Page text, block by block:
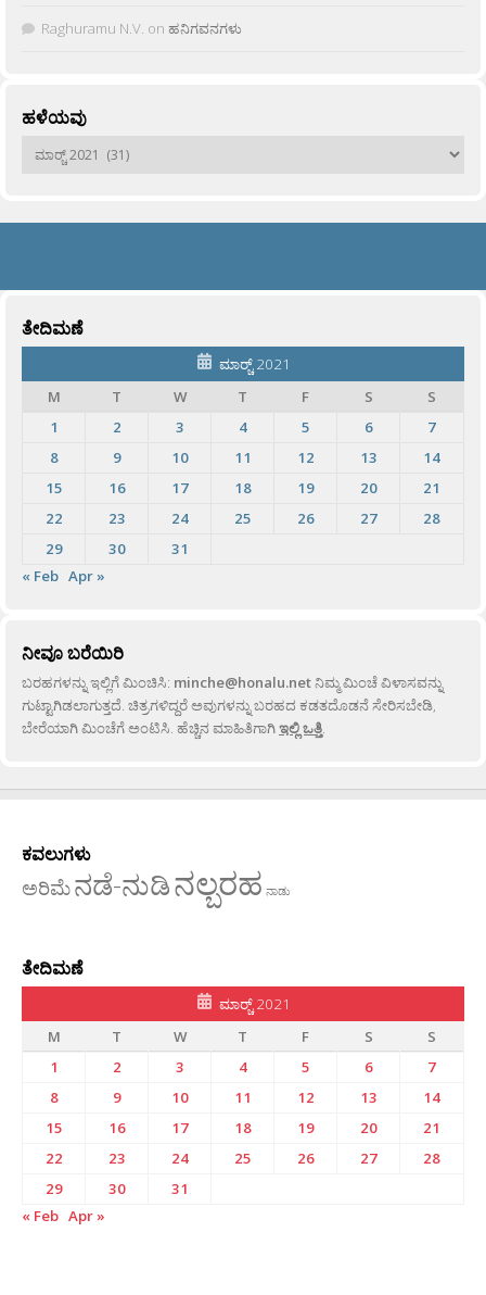
Raghuramu N.V. on ಹನಿಗವನಗಳು
ಹಳೆಯವು
ಹಳೆಯವು
ತೇದಿಮಣೆ
ಮಾರ್‍ಚ್ 2021
M
T W T F S
S
1
2 3 4 5 6
7
8
9 10 11 12 13
14
15
16 17 18 19 20
21
22
23 24 25 26 27
28
29
30
31
« Feb Apr »
ನೀವೂ ಬರೆಯಿರಿ
ಬರಹಗಳನ್ನು ಇಲ್ಲಿಗೆ ಮಿಂಚಿಸಿ: minche@honalu.netನಿಮ್ಮ ಮಿಂಚೆ ವಿಳಾಸವನ್ನು
ಗುಟ್ಟಾಗಿಡಲಾಗುತ್ತದೆ. ಚಿತ್ರಗಳಿದ್ದರೆ ಅವುಗಳನ್ನು ಬರಹದ ಕಡತದೊಡನೆ ಸೇರಿಸಬೇಡಿ,
ಬೇರೆಯಾಗಿ ಮಿಂಚೆಗೆ ಅಂಟಿಸಿ. ಹೆಚ್ಚಿನ ಮಾಹಿತಿಗಾಗಿಇಲ್ಲಿ ಒತ್ತಿ.
ಕವಲುಗಳು
ಅರಿಮೆನಡೆ-ನುಡಿನಲ್ಬರಹ ನಾಡು
ತೇದಿಮಣೆ
ಮಾರ್‍ಚ್ 2021
M
T W T F S
S
1
2 3 4 5 6
7
8
9 10 11 12 13
14
15
16 17 18 19 20
21
22
23 24 25 26 27
28
29
30
31
« Feb Apr »